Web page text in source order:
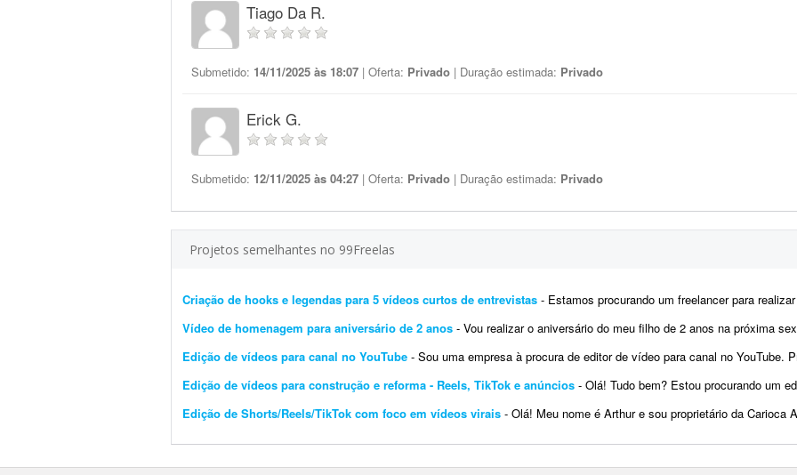
Tiago Da R.
Submetido: 14/11/2025 às 18:07 | Oferta: Privado | Duração estimada: Privado
Erick G.
Submetido: 12/11/2025 às 04:27 | Oferta: Privado | Duração estimada: Privado
Projetos semelhantes no 99Freelas
Criação de hooks e legendas para 5 vídeos curtos de entrevistas - Estamos procurando um freelancer para realizar a finalização visual de 5 vídeos curtos de
Vídeo de homenagem para aniversário de 2 anos - Vou realizar o aniversário do meu filho de 2 anos na próxima sexta-feira. Gostaria de um vídeo animado
Edição de vídeos para canal no YouTube - Sou uma empresa à procura de editor de vídeo para canal no YouTube. Preciso de pessoas disponíveis para fazer
Edição de vídeos para construção e reforma - Reels, TikTok e anúncios - Olá! Tudo bem? Estou procurando um editor de vídeo parceiro para criar conteúdos
Edição de Shorts/Reels/TikTok com foco em vídeos virais - Olá! Meu nome é Arthur e sou proprietário da Carioca Artesanato, uma marca especializada em